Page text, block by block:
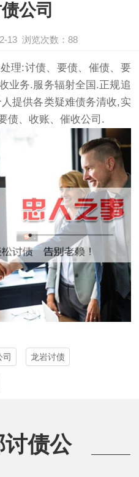
公司
13 浏览次数：88
理:讨债、要债、催债、要
业务.服务辐射全国.正规追
提供各类疑难债务清收,实
债、收账、催收公司.
司 龙岩讨债
债公